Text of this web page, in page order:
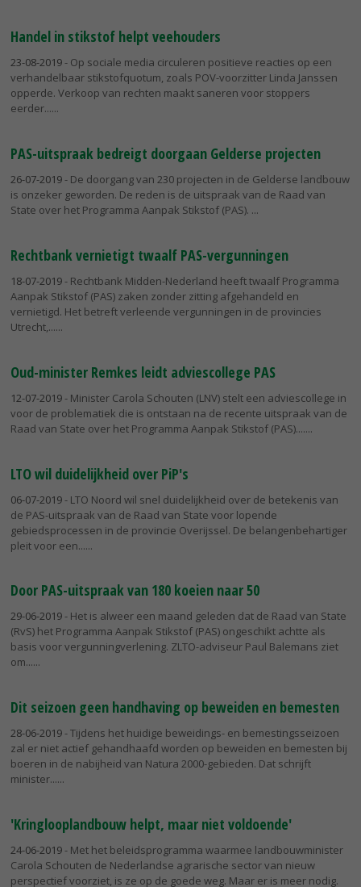
Handel in stikstof helpt veehouders
23-08-2019- Op sociale media circuleren positieve reacties op een
verhandelbaar stikstofquotum, zoals POV-voorzitter Linda Janssen
opperde. Verkoop van rechten maakt saneren voor stoppers
eerder...
PAS-uitspraak bedreigt doorgaan Gelderse projecten
26-07-2019- De doorgang van 230 projecten in de Gelderse landbouw
is onzeker geworden. De reden is de uitspraak van de Raad van
State over het Programma Aanpak Stikstof (PAS).
Rechtbank vernietigt twaalf PAS-vergunningen
18-07-2019- Rechtbank Midden-Nederland heeft twaalf Programma
Aanpak Stikstof (PAS) zaken zonder zitting afgehandeld en
vernietigd. Het betreft verleende vergunningen in de provincies
Utrecht,...
Oud-minister Remkes leidt adviescollege PAS
12-07-2019- Minister Carola Schouten (LNV) stelt een adviescollege in
voor de problematiek die is ontstaan na de recente uitspraak van de
Raad van State over het Programma Aanpak Stikstof (PAS)....
LTO wil duidelijkheid over PiP's
06-07-2019- LTO Noord wil snel duidelijkheid over de betekenis van
de PAS-uitspraak van de Raad van State voor lopende
gebiedsprocessen in de provincie Overijssel. De belangenbehartiger
pleit voor een...
Door PAS-uitspraak van 180 koeien naar 50
29-06-2019- Het is alweer een maand geleden dat de Raad van State
(RvS) het Programma Aanpak Stikstof (PAS) ongeschikt achtte als
basis voor vergunningverlening. ZLTO-adviseur Paul Balemans ziet
om...
Dit seizoen geen handhaving op beweiden en bemesten
28-06-2019- Tijdens het huidige beweidings- en bemestingsseizoen
zal er niet actief gehandhaafd worden op beweiden en bemesten bij
boeren in de nabijheid van Natura 2000-gebieden. Dat schrijft
minister...
'Kringlooplandbouw helpt, maar niet voldoende'
24-06-2019- Met het beleidsprogramma waarmee landbouwminister
Carola Schouten de Nederlandse agrarische sector van nieuw
perspectief voorziet, is ze op de goede weg. Maar er is meer nodig.